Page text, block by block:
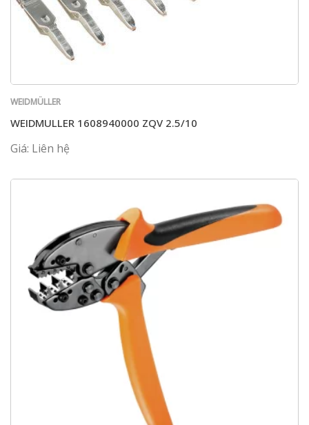
WEIDMÜLLER
WEIDMULLER 1608940000 ZQV 2.5/10
Giá: Liên hệ